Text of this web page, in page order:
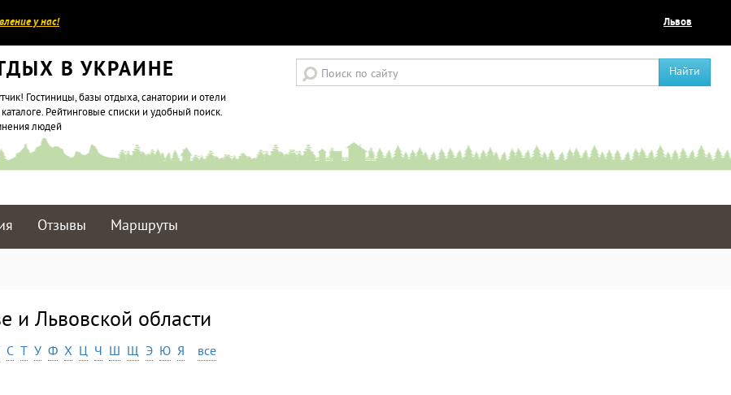
у нас! Львов
В УКРАИНЕ
Гостиницы, базы отдыха, санатории и отели
Рейтинговые списки и удобный поиск.
людей
Найти
Отзывы Маршруты
и Львовской области
С Т У Ф Х Ц Ч Ш Щ Э Ю Я все